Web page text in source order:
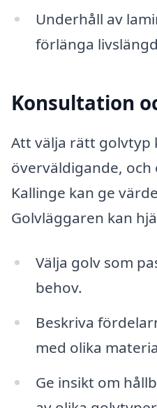
Underhåll av
förlänga
Konsultation
Att välja rätt golvtyp
överväldigande, och
Kallinge kan ge
Golvläggaren kan
Välja golv som
behov.
Beskriva
med olika
Ge insikt om